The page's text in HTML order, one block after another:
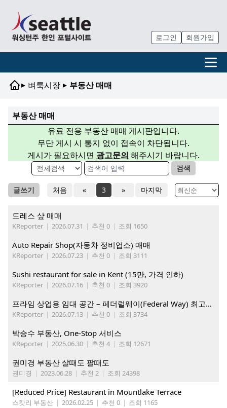
로그인 회원가입
▸ 벼룩시장 ▸ 부동산 매매
부동산 매매
유료 전용 부동산 매매 게시판입니다.
무단 게시 시 통지 없이 접속이 차단됩니다.
게시가 필요하시면 광고문의 해주시기 바랍니다.
검색
글쓰기 처음 « 3 » 마지막
드레스 샾 매매
KReporter | 2026.07.31 | 추천 0 | 조회 1650
Auto Repair Shop(자동차 정비업소) 매매
KReporter | 2026.07.23 | 추천 0 | 조회 3111
Sushi restaurant for sale in Kent (15만, 가격 인하)
KReporter | 2026.07.16 | 추천 0 | 조회 3920
프라임 상업용 임대 공간 – 페더럴웨이(Federal Way) 최고의 가시성 입지
KReporter | 2026.07.13 | 추천 0 | 조회 3734
박승수 부동산, One-Stop 서비스
KReporter | 2025.06.30 | 추천 4 | 조회 12671
권미경 부동산 살때도 팔때도
권미경 | 2023.06.28 | 추천 2 | 조회 24398
[Reduced Price] Restaurant in Mountlake Terrace
스캇리 부동산 | 2026.02.25 | 추천 0 | 조회 1165